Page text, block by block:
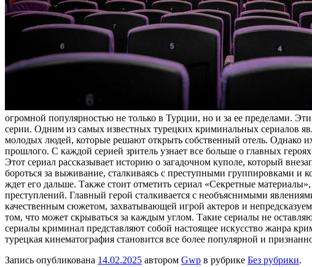
огромной популярностью не только в Турции, но и за ее пределами.
серии. Одним из самых известных турецких криминальных сериалов
молодых людей, которые решают открыть собственный отель. Однако
прошлого. С каждой серией зритель узнает все больше о главных
Этот сериал рассказывает историю о загадочном куполе, который
бороться за выживание, сталкиваясь с преступными группировками и
ждет его дальше. Также стоит отметить сериал «Секретные
преступлений. Главный герой сталкивается с необъяснимыми
качественным сюжетом, захватывающей игрой актеров и
том, что может скрываться за каждым углом. Такие сериалы не
сериалы криминал представляют собой настоящее искусство жанра
турецкая кинематография становится все более популярной и
Запись опубликована 14.02.2025 автором Gwp в рубрике Без рубрики.